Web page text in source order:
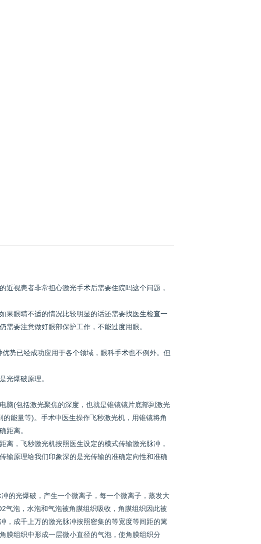
的近视患者非常担心激光手术后需要住院吗这个问题，
眼睛不适的情况比较明显的话还需要找医生检查一
要注意做好眼部保护工作，不能过度用眼。
已经成功应用于各个领域，眼科手术也不例外。但
光爆破原理。
(包括激光聚焦的深度，也就是锥镜镜片底部到激光
能量等)。手术中医生操作飞秒激光机，用锥镜将角
距离。
，飞秒激光机按照医生设定的模式传输激光脉冲，
输原理给我们印象深的是光传输的准确定向性和准确
光爆破，产生一个微离子，每一个微离子，蒸发大
气泡，水泡和气泡被角膜组织吸收，角膜组织因此被
，成千上万的激光脉冲按照密集的等宽度等间距的篱
膜组织中形成一层微小直径的气泡，使角膜组织分